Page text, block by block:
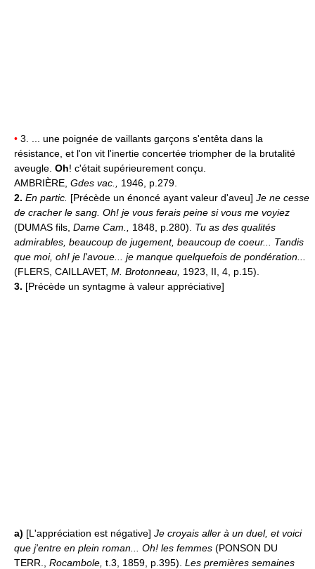
• 3. ... une poignée de vaillants garçons s'entêta dans la
résistance, et l'on vit l'inertie concertée triompher de la brutalité
aveugle. Oh! c'était supérieurement conçu.
AMBRIÈRE, Gdes vac., 1946, p.279.
2. En partic. [Précède un énoncé ayant valeur d'aveu] Je ne cesse
de cracher le sang. Oh! je vous ferais peine si vous me voyiez
(DUMAS fils, Dame Cam., 1848, p.280). Tu as des qualités
admirables, beaucoup de jugement, beaucoup de coeur... Tandis
que moi, oh! je l'avoue... je manque quelquefois de pondération...
(FLERS, CAILLAVET, M. Brotonneau, 1923, II, 4, p.15).
3. [Précède un syntagme à valeur appréciative]
a) [L'appréciation est négative] Je croyais aller à un duel, et voici
que j'entre en plein roman... Oh! les femmes (PONSON DU
TERR., Rocambole, t.3, 1859, p.395). Les premières semaines